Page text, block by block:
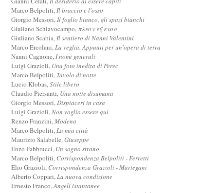
Marco Belpoliti,Il braccio e l'osso
Giorgio Messori,Il foglio bianco, gli spazi bianchi
Giuliano Schiavocampo,πλεον εξ ενοσ
Giuliano Scabia,Il sentiero di Nanni Valentini
Marco Ercolani,La veglia. Appunti per un'opera di terra
Nanni Cagnone,I nomi generali
Luigi Grazioli, Una foto inedita di Perec
Marco Belpoliti, Tavolo di notte
Lucio Klobas,Stile libero
Claudio Piersanti, Una notte disumana
Giorgio Messori,Dispiaceri in casa
Luigi Grazioli,Non voglio essere qui
Renzo Franzini,Modena
Marco Belpoliti,La mia città
Maurizio Salabelle,Giuseppe
Enzo Fabbrucci, Un sogno strano
Marco Belpoliti, Corrispondenza Belpoliti - Ferretti
Elio Grazioli, Corrispondenza Grazioli - Martegani
Alberto Coppari,La nuova condizione
Ernesto Franco,Angeli istantanee